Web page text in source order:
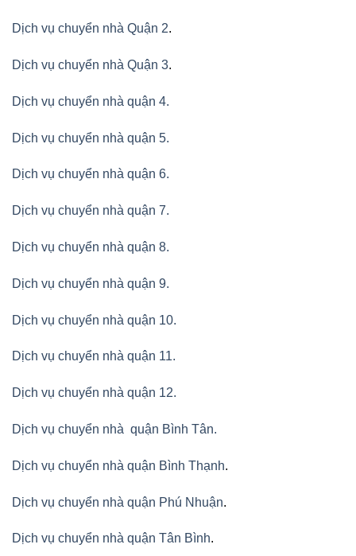
Dịch vụ chuyển nhà Quận 2.
Dịch vụ chuyển nhà Quận 3.
Dịch vụ chuyển nhà quận 4.
Dịch vụ chuyển nhà quận 5.
Dịch vụ chuyển nhà quận 6.
Dịch vụ chuyển nhà quận 7.
Dịch vụ chuyển nhà quận 8.
Dịch vụ chuyển nhà quận 9.
Dịch vụ chuyển nhà quận 10.
Dịch vụ chuyển nhà quận 11.
Dịch vụ chuyển nhà quận 12.
Dịch vụ chuyển nhà quận Bình Tân.
Dịch vụ chuyển nhà quận Bình Thạnh.
Dịch vụ chuyển nhà quận Phú Nhuận.
Dịch vụ chuyển nhà quận Tân Bình.